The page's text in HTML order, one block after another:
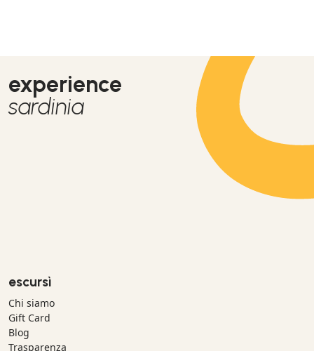
experience
sardinia
escursì
Chi siamo
Gift Card
Blog
Trasparenza